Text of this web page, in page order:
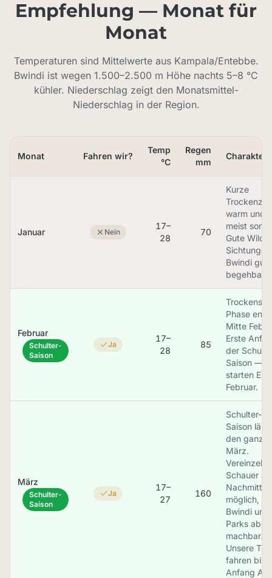
Empfehlung — Monat für
Monat
Temperaturen sind Mittelwerte aus Kampala/Entebbe.
Bwindi ist wegen 1.500–2.500 m Höhe nachts 5–8 °C
kühler. Niederschlag zeigt den Monatsmittel-
Niederschlag in der Region.
Monat Fahren wir?
Temp
°C
Regen
mm
Charakter
Januar Nein
17–
28
70
Kurze
warm und
meist
Gute
Bwindi gut
begehbar.
Februar
Schulter-
Saison
Ja
17–
28
85
Trockenste
Phase
Mitte
Erste
der
Saison —
starten
Februar.
März
Schulter-
Saison
Ja
17–
27
160
Schulter-
Saison läuft
den
März.
Vereinzelte
Schauer
Nachmittag
möglich,
Bwindi und
Parks aber
machbar.
Unsere
fahren bis
Anfang